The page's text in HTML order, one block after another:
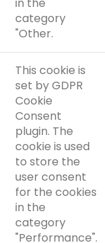
category
"Other.
This cookie is
set by GDPR
Cookie
Consent
plugin. The
cookie is used
to store the
user consent
for the cookies
in the
category
"Performance".